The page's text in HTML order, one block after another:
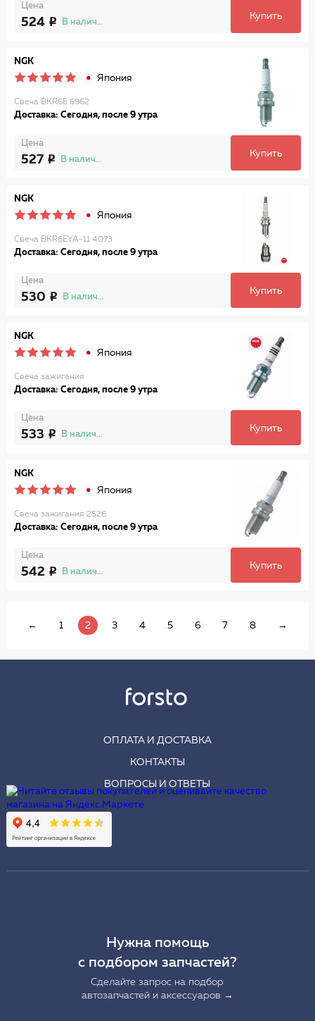
Цена
524 В наличии
Купить
NGK
Япония
Свеча BKR6E 6962
Доставка: Сегодня, после 9 утра
Цена
527 В наличии
Купить
NGK
Япония
Свеча BKR6EYA-11 4073
Доставка: Сегодня, после 9 утра
Цена
530 В наличии
Купить
NGK
Япония
Свеча зажигания
Доставка: Сегодня, после 9 утра
Цена
533 В наличии
Купить
NGK
Япония
Свеча зажигания 2526
Доставка: Сегодня, после 9 утра
Цена
542 В наличии
Купить
← 1 2 3 4 5 6 7 8 →
ОПЛАТА И ДОСТАВКА
КОНТАКТЫ
ВОПРОСЫ И ОТВЕТЫ
Нужна помощь
с подбором запчастей?
Сделайте запрос на подбор
автозапчастей и аксессуаров →